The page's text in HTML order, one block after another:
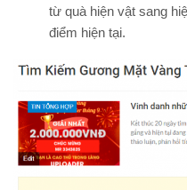
từ quà hiện vật sang
điểm hiện tại.